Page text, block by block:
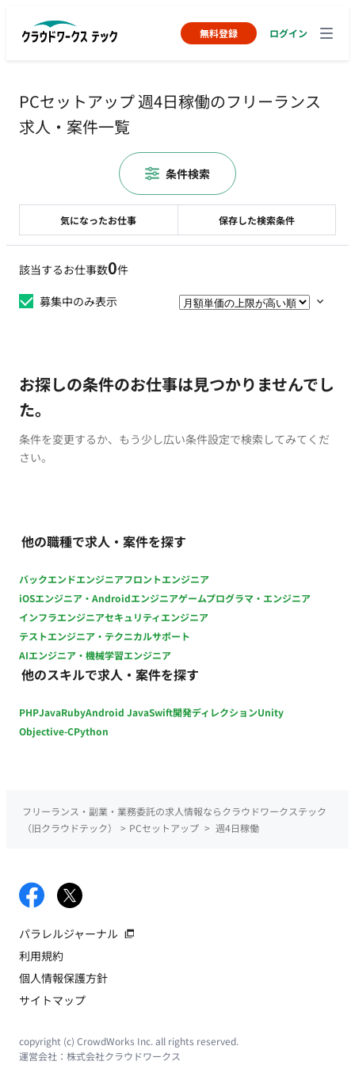
無料登録 ログイン
PCセットアップ 週4日稼働のフリーランス
求人・案件一覧
該当するお仕事数0件
募集中のみ表示
お探しの条件のお仕事は見つかりませんでし
た。
条件を変更するか、もう少し広い条件設定で検索してみてくだ
さい。
他の職種で求人・案件を探す
バックエンドエンジニアフロントエンジニア
iOSエンジニア・Androidエンジニアゲームプログラマ・エンジニア
インフラエンジニアセキュリティエンジニア
テストエンジニア・テクニカルサポート
AIエンジニア・機械学習エンジニア
他のスキルで求人・案件を探す
PHPJavaRubyAndroid JavaSwift開発ディレクションUnity
Objective-CPython
気になったお仕事 保存した検索条件
条件検索
フリーランス・副業・業務委託の求人情報ならクラウドワークステック
（旧クラウドテック）
> PCセットアップ > 週4日稼働
パラレルジャーナル
利用規約
個人情報保護方針
サイトマップ
copyright (c) CrowdWorks Inc. all rights reserved.
運営会社： 株式会社クラウドワークス